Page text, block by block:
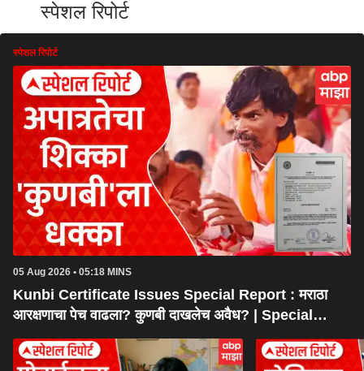
स्पेशल रिपोर्ट
स्पेशल रिपोर्ट
05 Aug 2026 • 05:18 MINS
Kunbi Certificate Issues Special Report : मराठा
आरक्षणाचा पेच वाढला? कुणबी दाखलेच अवैध? | Special
Report